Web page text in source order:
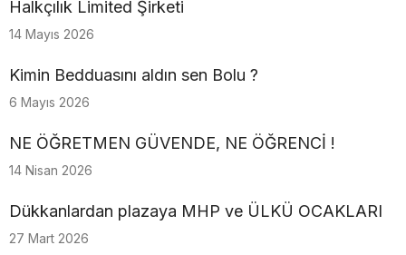
Halkçılık Limited Şirketi
14 Mayıs 2026
Kimin Bedduasını aldın sen Bolu ?
6 Mayıs 2026
NE ÖĞRETMEN GÜVENDE, NE ÖĞRENCİ !
14 Nisan 2026
Dükkanlardan plazaya MHP ve ÜLKÜ OCAKLARI
27 Mart 2026